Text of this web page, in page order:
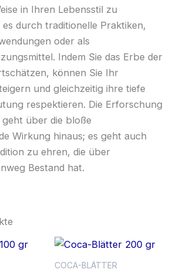
in Ihren Lebensstil zu
es durch traditionelle Praktiken,
oder als
Indem Sie das Erbe der
können Sie Ihr
und gleichzeitig ihre tiefe
respektieren. Die Erforschung
über die bloße
Wirkung hinaus; es geht auch
zu ehren, die über
Bestand hat.
COCA-BLÄTTER